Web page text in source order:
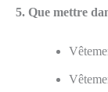
5. Que mettre